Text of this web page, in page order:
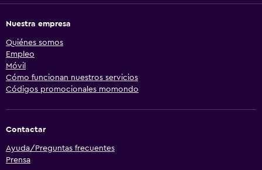
Nuestra empresa
Quiénes somos
Empleo
Móvil
Cómo funcionan nuestros servicios
Códigos promocionales momondo
Contactar
Ayuda/Preguntas frecuentes
Prensa